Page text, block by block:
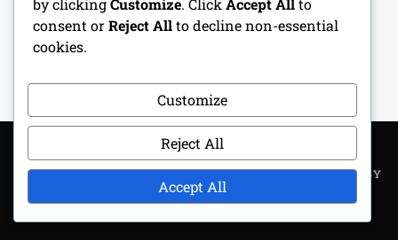
3-4 Apărare: Controlul spațiilor, Rolurile fundașilor,
Tehnici de blitz pentru fotbalul juvenil
COPYRIGHT ALL RIGHTS RESERVED|THEME: METROGIST BY
UNITEDTHEME
consent orReject Allto decline non-essential
cookies.
Customize
Reject All
Accept All